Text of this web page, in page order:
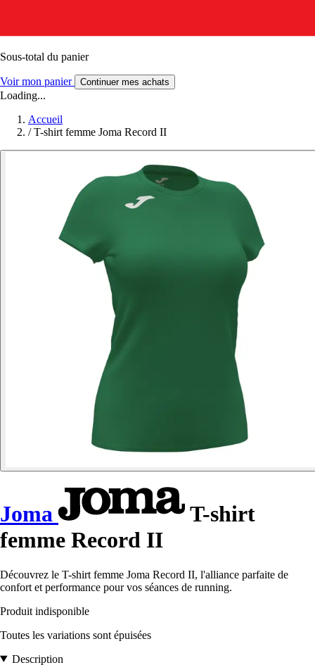
Sous-total du panier
Voir mon panier Continuer mes achats
Loading...
Accueil
/ T-shirt femme Joma Record II
Joma
T-shirt
femme Record II
Découvrez le T-shirt femme Joma Record II, l'alliance parfaite de
confort et performance pour vos séances de running.
Produit indisponible
Toutes les variations sont épuisées
Description